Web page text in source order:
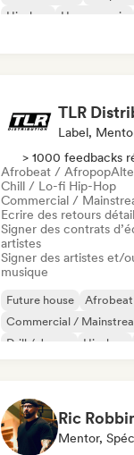
Hip-hop
House music
TLR
Label,
> 1000 feedbacks
Afrobeat / Afropop
Chill / Lo-fi Hip-Hop
Commercial /
Ecrire des retours
Signer des contrats
artistes
Signer des artistes et/
musique
Future house
Commercial /
Drill / Jersey
Hip-hop
Ric
Mentor,